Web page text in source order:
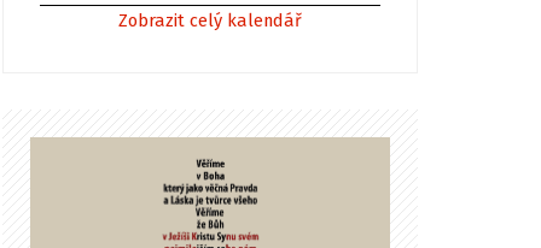
Zobrazit celý kalendář